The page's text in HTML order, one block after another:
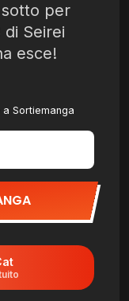
sotto per
Seirei
esce!
Sortiemanga